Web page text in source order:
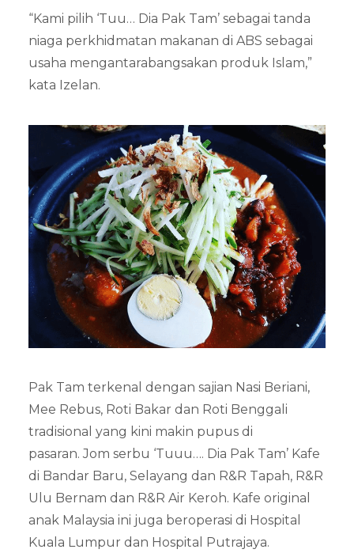
“Kami pilih ‘Tuu… Dia Pak Tam’ sebagai tanda
niaga perkhidmatan makanan di ABS sebagai
usaha mengantarabangsakan produk Islam,”
kata Izelan.
Pak Tam terkenal dengan sajian Nasi Beriani,
Mee Rebus, Roti Bakar dan Roti Benggali
tradisional yang kini makin pupus di
pasaran. Jom serbu ‘Tuuu…. Dia Pak Tam’ Kafe
di Bandar Baru, Selayang dan R&R Tapah, R&R
Ulu Bernam dan R&R Air Keroh. Kafe original
anak Malaysia ini juga beroperasi di Hospital
Kuala Lumpur dan Hospital Putrajaya.